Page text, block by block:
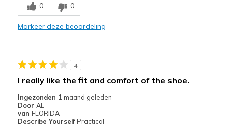
Comfortable
Beste toepassingen
Going Out
0 0
Markeer deze beoordeling
4
I really like the fit and comfort of the shoe.
Ingezonden 1 maand geleden
Door AL
van FLORIDA
Describe Yourself Practical